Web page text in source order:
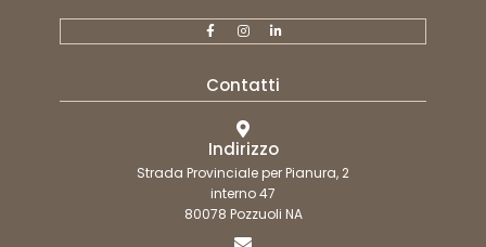
Contatti
Indirizzo
Strada Provinciale per Pianura, 2
interno 47
80078 Pozzuoli NA